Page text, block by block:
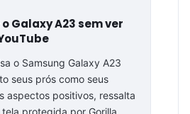
o Galaxy A23 sem ver
o Samsung Galaxy A23
seus prós como seus
aspectos positivos, ressalta
protegida por Gorilla